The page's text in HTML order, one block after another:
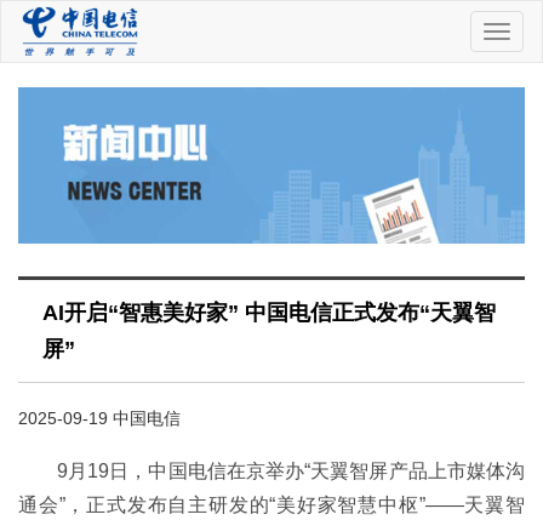
中
国
AI开启“智惠美好家” 中国电信正式发布“天翼智
屏”
2025-09-19 中国电信
9月19日，中国电信在京举办“天翼智屏产品上市媒体沟
通会”，正式发布自主研发的“美好家智慧中枢”——天翼智